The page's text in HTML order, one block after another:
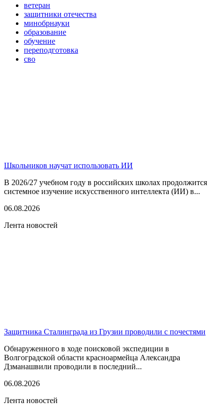
ветеран
защитники отечества
минобрнауки
образование
обучение
переподготовка
сво
Школьников научат использовать ИИ
В 2026/27 учебном году в российских школах продолжится
системное изучение искусственного интеллекта (ИИ) в...
06.08.2026
Лента новостей
Защитника Сталинграда из Грузии проводили с почестями
Обнаруженного в ходе поисковой экспедиции в
Волгоградской области красноармейца Александра
Дзманашвили проводили в последний...
06.08.2026
Лента новостей